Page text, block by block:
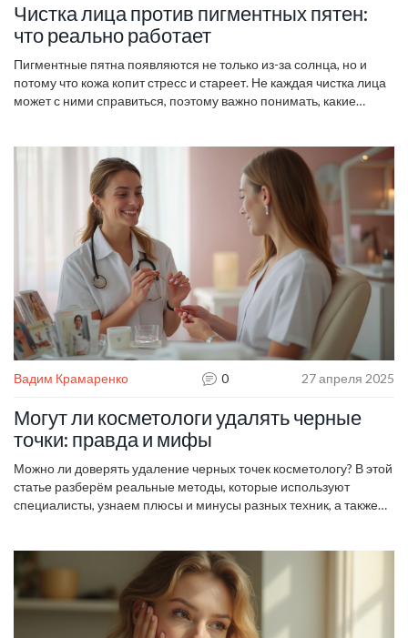
Чистка лица против пигментных пятен:
что реально работает
Пигментные пятна появляются не только из-за солнца, но и
потому что кожа копит стресс и стареет. Не каждая чистка лица
может с ними справиться, поэтому важно понимать, какие
подходят, а кому нет. Поговорим о домашних способах, плюсах
и минусах салонных процедур, а также лайфхаках по уходу,
чтобы результат держался дольше. Эта статья поможет выбрать
подходящую чистку для борьбы с пятнами без лишних
Вадим Крамаренко 0 27 апреля 2025
Могут ли косметологи удалять черные
точки: правда и мифы
Можно ли доверять удаление черных точек косметологу? В этой
статье разберём реальные методы, которые используют
специалисты, узнаем плюсы и минусы разных техник, а также
Советы помогут не попасться на маркетинговые уловки и
понять, чего ожидать от визита к косметологу.